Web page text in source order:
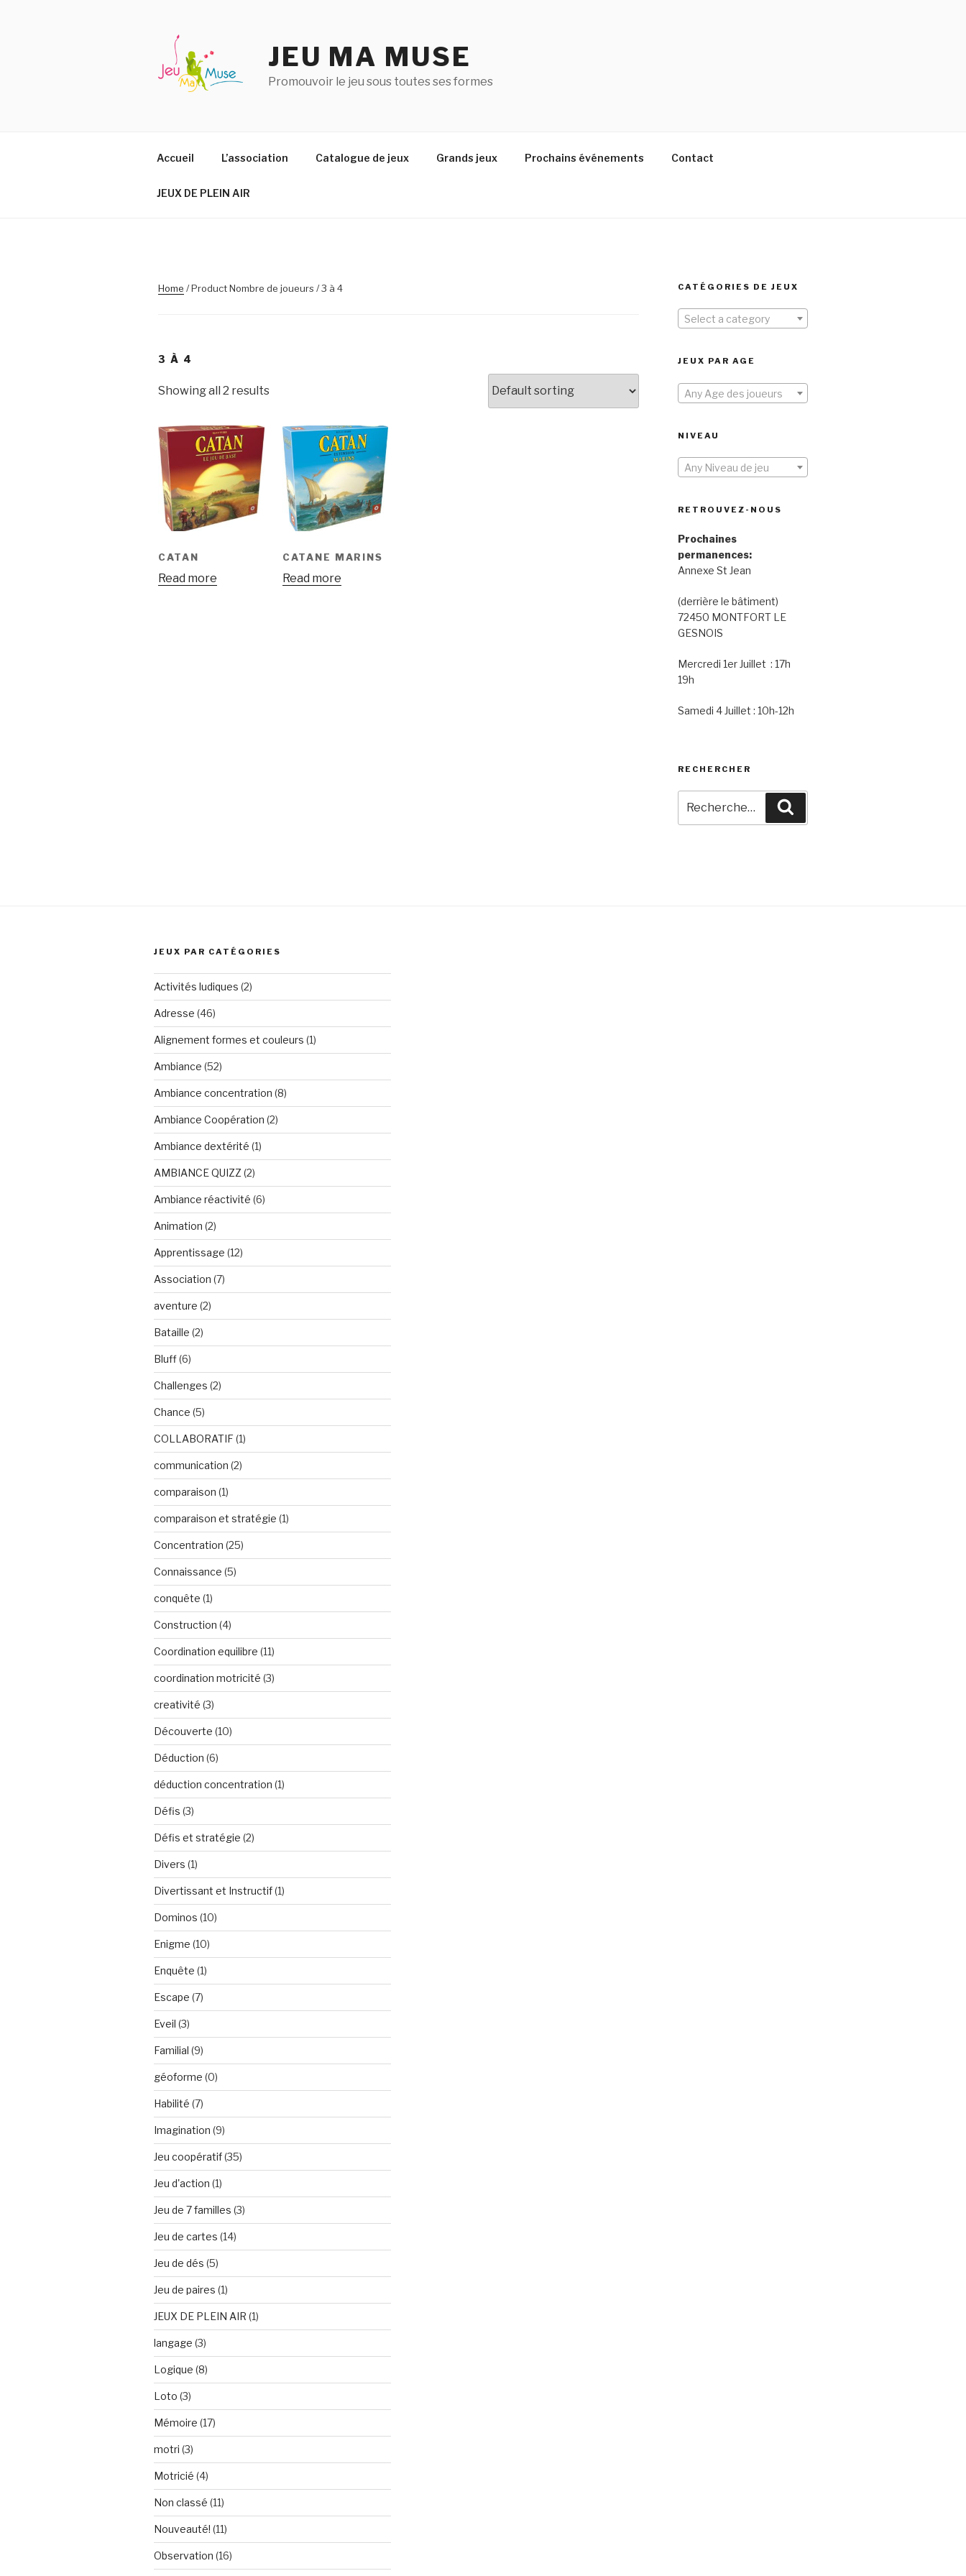
JEU MA MUSE
Promouvoir le jeu sous toutes ses formes
Accueil L’association Catalogue de jeux Grands jeux Prochains événements Contact
JEUX DE PLEIN AIR
Home / Product Nombre de joueurs / 3 à 4
3 À 4
Showing all 2 results
CATAN
Read more
CATANE MARINS
Read more
CATÉGORIES DE JEUX
Select a category
JEUX PAR AGE
Any Age des joueurs
NIVEAU
Any Niveau de jeu
RETROUVEZ-NOUS
Prochaines
permanences:
Annexe St Jean
(derrière le bâtiment)
72450 MONTFORT LE
GESNOIS
Mercredi 1er Juillet : 17h
19h
Samedi 4 Juillet : 10h-12h
RECHERCHER
pour
:
JEUX PAR CATÉGORIES
Activités ludiques (2)
Adresse (46)
Alignement formes et couleurs (1)
Ambiance (52)
Ambiance concentration (8)
Ambiance Coopération (2)
Ambiance dextérité (1)
AMBIANCE QUIZZ (2)
Ambiance réactivité (6)
Animation (2)
Apprentissage (12)
Association (7)
aventure (2)
Bataille (2)
Bluff(6)
Challenges (2)
Chance (5)
COLLABORATIF(1)
communication (2)
comparaison (1)
comparaison et stratégie (1)
Concentration (25)
Connaissance (5)
conquête (1)
Construction (4)
Coordination equilibre (11)
coordination motricité (3)
creativité (3)
Découverte (10)
Déduction (6)
déduction concentration (1)
Défis (3)
Défis et stratégie (2)
Divers (1)
Divertissant et Instructif(1)
Dominos (10)
Enigme (10)
Enquête (1)
Escape (7)
Eveil (3)
Familial (9)
géoforme (0)
Habilité (7)
Imagination (9)
Jeu coopératif(35)
Jeu d'action (1)
Jeu de 7 familles (3)
Jeu de cartes (14)
Jeu de dés (5)
Jeu de paires (1)
JEUX DE PLEIN AIR (1)
langage (3)
Logique (8)
Loto (3)
Mémoire (17)
motri (3)
Motricié (4)
Non classé (11)
Nouveauté! (11)
Observation (16)